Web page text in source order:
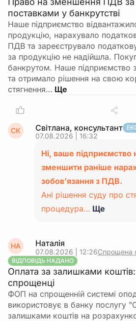
поставками у банкрутстві
Наше підприємство
продукцію, нарахувало
ПДВ та зареєструвало
за продукцію не надійшла.
банкрутом. Наше підприємство
та отримало рішення на свою
стягнення…
СК Світлана, консультант
07.08.2026 | 16:32
Ні, ваше підприємство
зменшити раніше
зобов’язання з ПДВ.
Ані рішення суду про
процедура… Ще
НА Наталія
07.08.2026 | 12:26Спрощена
ВІДПОВІДЬ НАДАНО
Оплата за залишками
спрощенці
ФОП на спрощенній системі
використовує в банку послугу
залишками коштів на